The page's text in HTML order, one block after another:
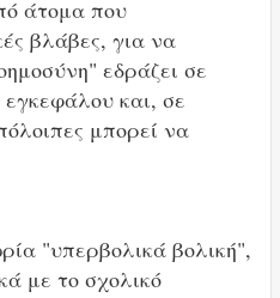
άτομα που
βλάβες, για να
εδράζει σε
και, σε
μπορεί να
"υπερβολικά βολική",
με το σχολικό